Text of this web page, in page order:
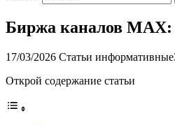
Биржа каналов MAX:
17/03/2026 Статьи информативные
Открой содержание статьи